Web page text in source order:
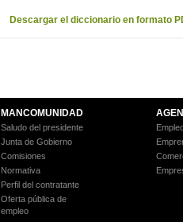
Descargar el diccionario en formato
MANCOMUNIDAD
Saludo del presidente
Junta de Gobierno
Comisiones
Normativa
Perfil del contratante
Oferta pública de
empleo